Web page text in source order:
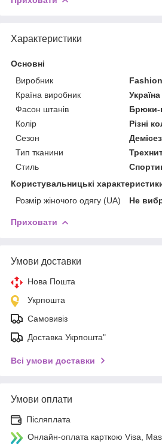
Характеристики
Основні
Виробник
Країна виробник
Україна
Фасон штанів
Брюки-
Колір
Різні
Сезон
Тип тканини
Стиль
Користувальницькі
Розмір жіночого одягу (UA)
Не
Приховати
Умови доставки
Нова Пошта
Укрпошта
Самовивіз
Доставка Укрпошта"
Всі умови доставки
Умови оплати
Післяплата
Онлайн-оплата карткою Visa,